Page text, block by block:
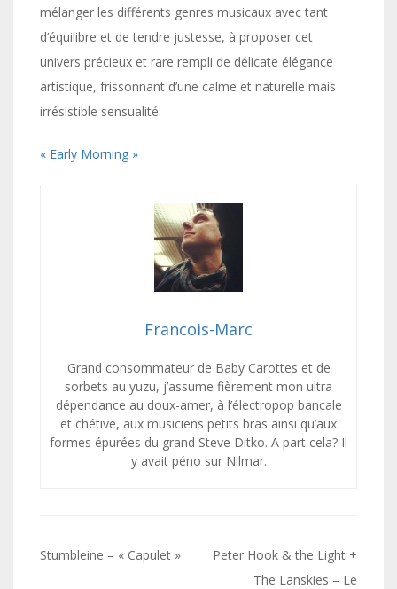
mélanger les différents genres musicaux avec tant
d’équilibre et de tendre justesse, à proposer cet
univers précieux et rare rempli de délicate élégance
artistique, frissonnant d’une calme et naturelle mais
irrésistible sensualité.
« Early Morning »
Francois-Marc
Grand consommateur de Baby Carottes et de
sorbets au yuzu, j’assume fièrement mon ultra
dépendance au doux-amer, à l’électropop bancale
et chétive, aux musiciens petits bras ainsi qu’aux
formes épurées du grand Steve Ditko. A part cela? Il
y avait péno sur Nilmar.
Navigation
Stumbleine – « Capulet »
Peter Hook & the Light +
The Lanskies – Le